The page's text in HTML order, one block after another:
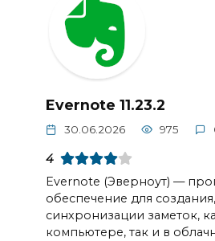
Evernote 11.23.2
30.06.2026 975
4
Evernote (Эверноут) —
обеспечение для
синхронизации заметок,
компьютере, так и в